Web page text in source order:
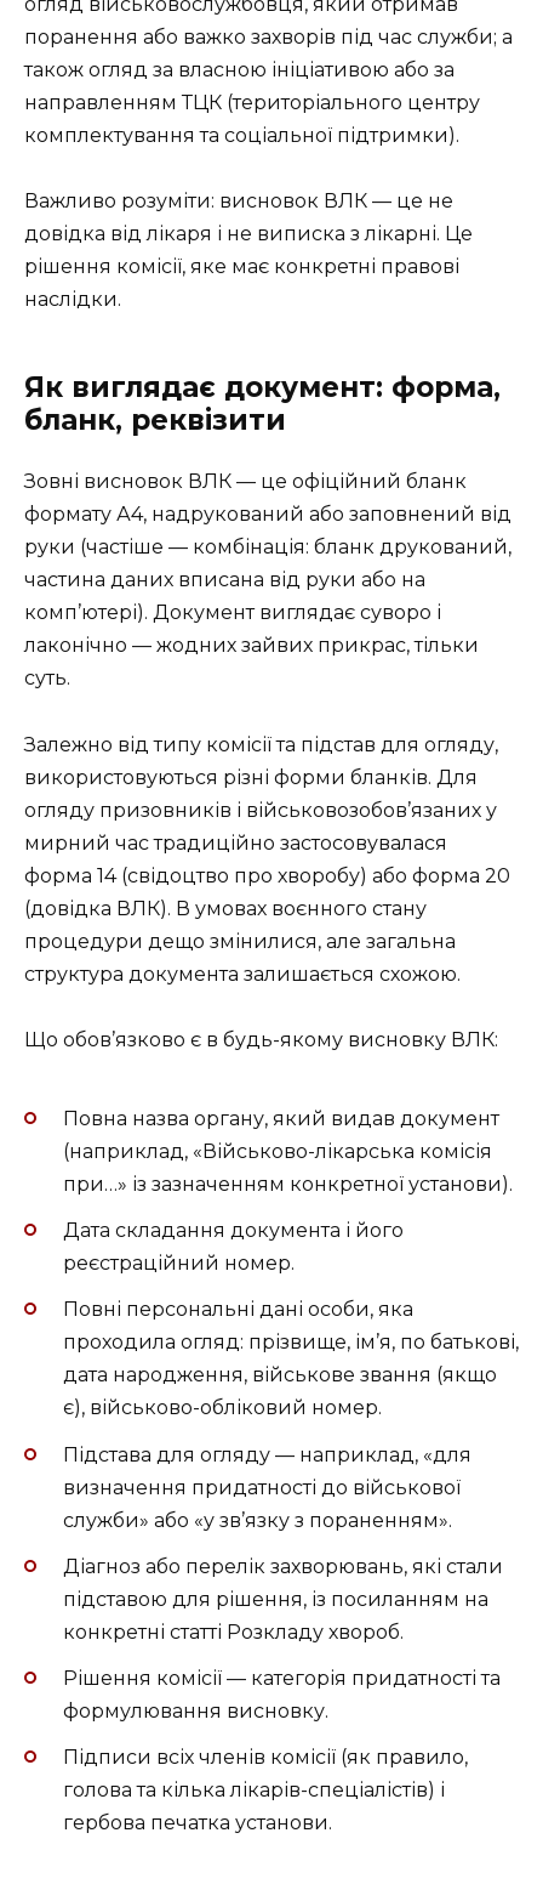
поранення або важко захворів під час служби; а
також огляд за власною ініціативою або за
направленням ТЦК (територіального центру
комплектування та соціальної підтримки).
Важливо розуміти: висновок ВЛК — це не
довідка від лікаря і не виписка з лікарні. Це
рішення комісії, яке має конкретні правові
наслідки.
Як виглядає документ: форма,
бланк, реквізити
Зовні висновок ВЛК — це офіційний бланк
формату А4, надрукований або заповнений від
руки (частіше — комбінація: бланк друкований,
частина даних вписана від руки або на
комп’ютері). Документ виглядає суворо і
лаконічно — жодних зайвих прикрас, тільки
суть.
Залежно від типу комісії та підстав для огляду,
використовуються різні форми бланків. Для
огляду призовників і військовозобов’язаних у
мирний час традиційно застосовувалася
форма 14 (свідоцтво про хворобу) або форма 20
(довідка ВЛК). В умовах воєнного стану
процедури дещо змінилися, але загальна
структура документа залишається схожою.
Що обов’язково є в будь-якому висновку ВЛК:
Повна назва органу, який видав документ
(наприклад, «Військово-лікарська комісія
при…» із зазначенням конкретної установи).
Дата складання документа і його
реєстраційний номер.
Повні персональні дані особи, яка
проходила огляд: прізвище, ім’я, по батькові,
дата народження, військове звання (якщо
є), військово-обліковий номер.
Підстава для огляду — наприклад, «для
визначення придатності до військової
служби» або «у зв’язку з пораненням».
Діагноз або перелік захворювань, які стали
підставою для рішення, із посиланням на
конкретні статті Розкладу хвороб.
Рішення комісії — категорія придатності та
формулювання висновку.
Підписи всіх членів комісії (як правило,
голова та кілька лікарів-спеціалістів) і
гербова печатка установи.